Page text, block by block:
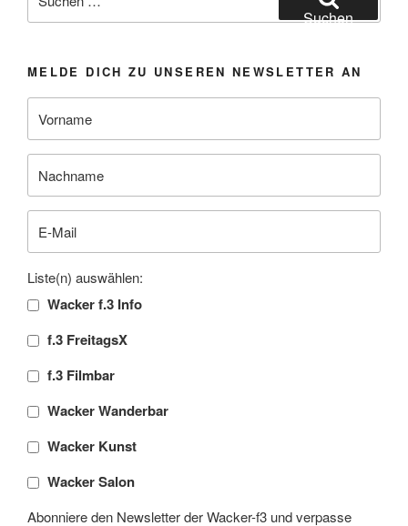
nach:
Suchen
MELDE DICH ZU UNSEREN NEWSLETTER AN
Liste(n) auswählen:
Wacker f.3 Info
f.3 FreitagsX
f.3 Filmbar
Wacker Wanderbar
Wacker Kunst
Wacker Salon
Abonniere den Newsletter der Wacker-f3 und verpasse